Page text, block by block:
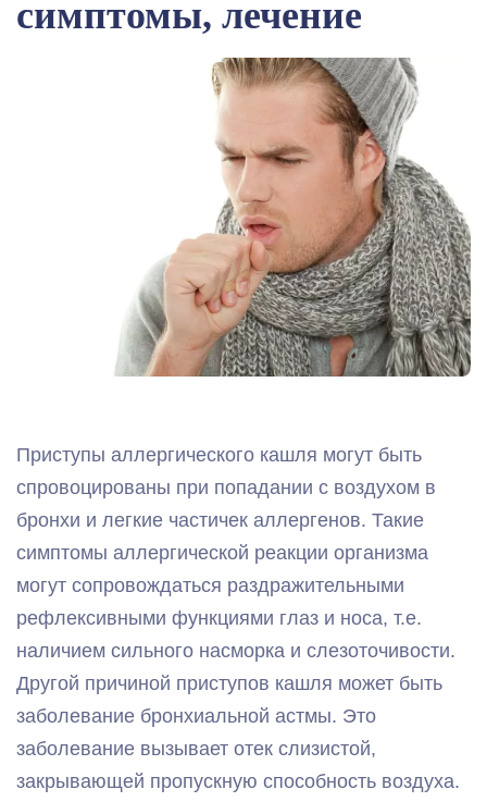
симптомы, лечение
Приступы аллергического кашля могут быть
спровоцированы при попадании с воздухом в
бронхи и легкие частичек аллергенов. Такие
симптомы аллергической реакции организма
могут сопровождаться раздражительными
рефлексивными функциями глаз и носа, т.е.
наличием сильного насморка и слезоточивости.
Другой причиной приступов кашля может быть
заболевание бронхиальной астмы. Это
заболевание вызывает отек слизистой,
закрывающей пропускную способность воздуха.